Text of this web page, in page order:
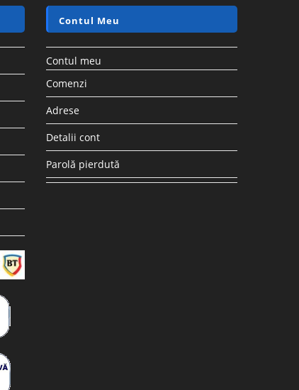
Contul Meu
Contul meu
Comenzi
Adrese
Detalii cont
Parolă pierdută